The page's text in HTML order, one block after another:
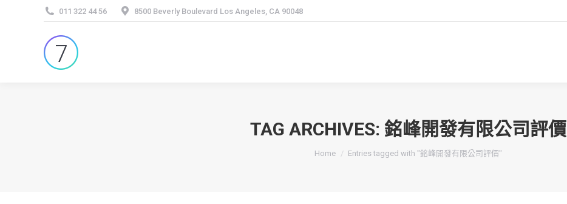
011 322 44 56 8500 Beverly Boulevard Los Angeles, CA 90048
TAG ARCHIVES: 銘峰開發有限公司評價
You are here:
Home Entries tagged with "銘峰開發有限公司評價"